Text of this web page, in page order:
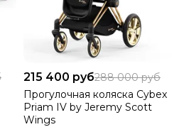
215 400 руб288 000 руб
Прогулочная коляска Cybex
Priam IV by Jeremy Scott
Wings